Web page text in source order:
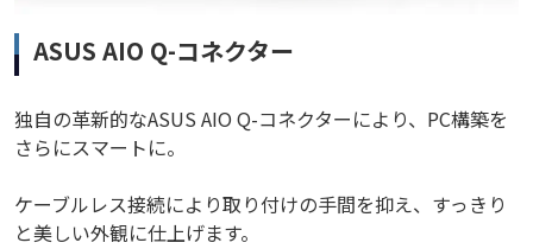
ASUS AIO Q-コネクター
独自の革新的なASUS AIO Q-コネクターにより、PC構築を
さらにスマートに。
ケーブルレス接続により取り付けの手間を抑え、すっきり
と美しい外観に仕上げます。